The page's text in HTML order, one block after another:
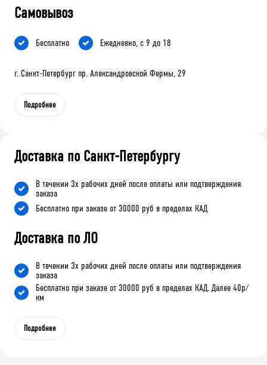
Самовывоз
Бесплатно Ежедневно, с 9 до 18
г. Санкт-Петербург пр. Александровской Фермы, 29
Подробнее
Доставка по Санкт-Петербургу
В течении 3х рабочих дней после оплаты или подтверждения
заказа
Бесплатно при заказе от 30000 руб в пределах КАД
Доставка по ЛО
В течении 3х рабочих дней после оплаты или подтверждения
заказа
Бесплатно при заказе от 30000 руб в пределах КАД. Далее 40р/
км
Подробнее